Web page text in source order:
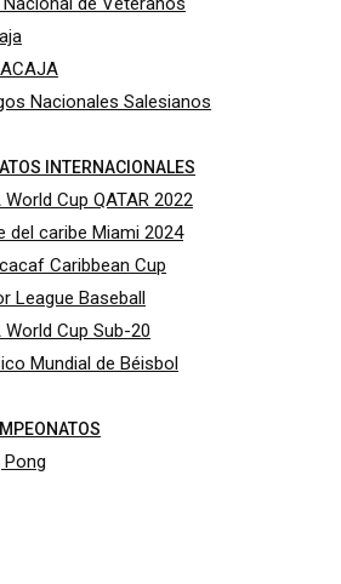
Nacionales Salesianos
INTERNACIONALES
World Cup QATAR 2022
del caribe Miami 2024
Caribbean Cup
League Baseball
World Cup Sub-20
Mundial de Béisbol
Pong